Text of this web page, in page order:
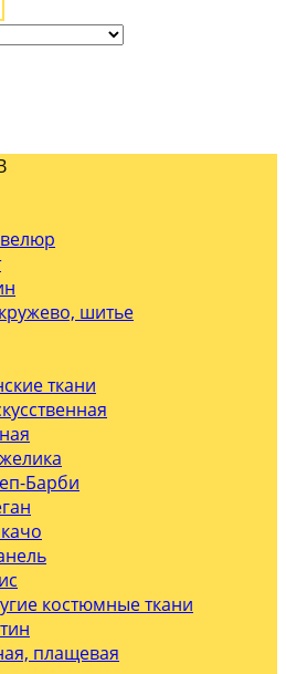
шитье
ткани
Барби
костюмные ткани
плащевая